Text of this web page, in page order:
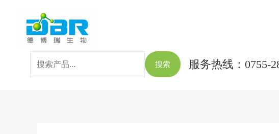
索：
搜索 服务热线：0755-